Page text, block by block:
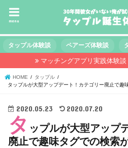
menu
タップル体験談 ペアーズ体験談
マッチングアプリ実践体験談
HOME
タップル
タップルが大型アップデート！カテゴリー廃止で趣
2020.05.23 2020.07.20
タ ップルが大型アップ
廃止で趣味タグでの検索